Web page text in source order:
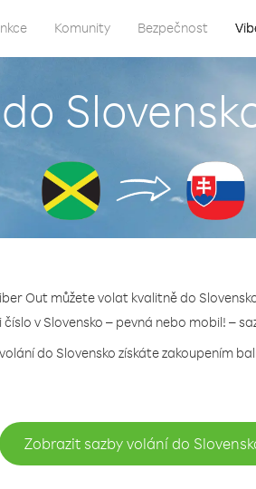
Komunity Bezpečnost
Out můžete volat kvalitně do
číslo v Slovensko – pevná nebo mobil! –
do Slovensko získáte zakoupením
Zobrazit sazby volání do